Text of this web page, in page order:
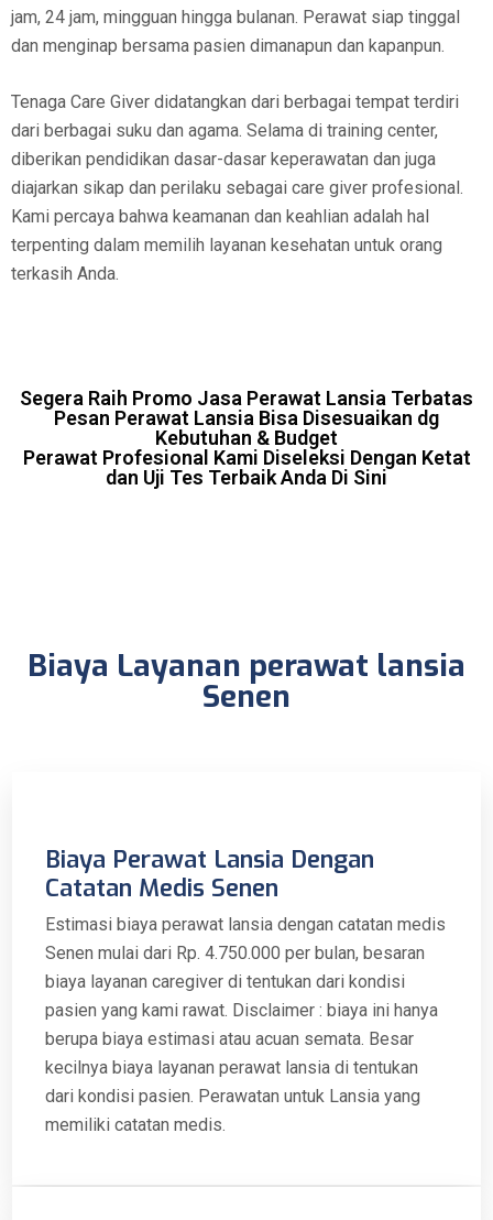
jam, 24 jam, mingguan hingga bulanan. Perawat siap tinggal
dan menginap bersama pasien dimanapun dan kapanpun.
Tenaga Care Giver didatangkan dari berbagai tempat terdiri
dari berbagai suku dan agama. Selama di training center,
diberikan pendidikan dasar-dasar keperawatan dan juga
diajarkan sikap dan perilaku sebagai care giver profesional.
Kami percaya bahwa keamanan dan keahlian adalah hal
terpenting dalam memilih layanan kesehatan untuk orang
terkasih Anda.
Segera Raih Promo Jasa Perawat Lansia Terbatas
Pesan Perawat Lansia Bisa Disesuaikan dg
Kebutuhan & Budget
Perawat Profesional Kami Diseleksi Dengan Ketat
dan Uji Tes Terbaik Anda Di Sini
Biaya Layanan perawat lansia
Senen
Biaya Perawat Lansia Dengan
Catatan Medis Senen
Estimasi biaya perawat lansia dengan catatan medis
Senen mulai dari Rp. 4.750.000 per bulan, besaran
biaya layanan caregiver di tentukan dari kondisi
pasien yang kami rawat. Disclaimer : biaya ini hanya
berupa biaya estimasi atau acuan semata. Besar
kecilnya biaya layanan perawat lansia di tentukan
dari kondisi pasien. Perawatan untuk Lansia yang
memiliki catatan medis.